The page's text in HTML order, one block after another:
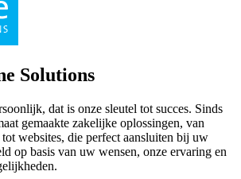
Solutions
dat is onze sleutel tot succes. Sinds
gemaakte zakelijke oplossingen, van
websites, die perfect aansluiten bij uw
op basis van uw wensen, onze ervaring en